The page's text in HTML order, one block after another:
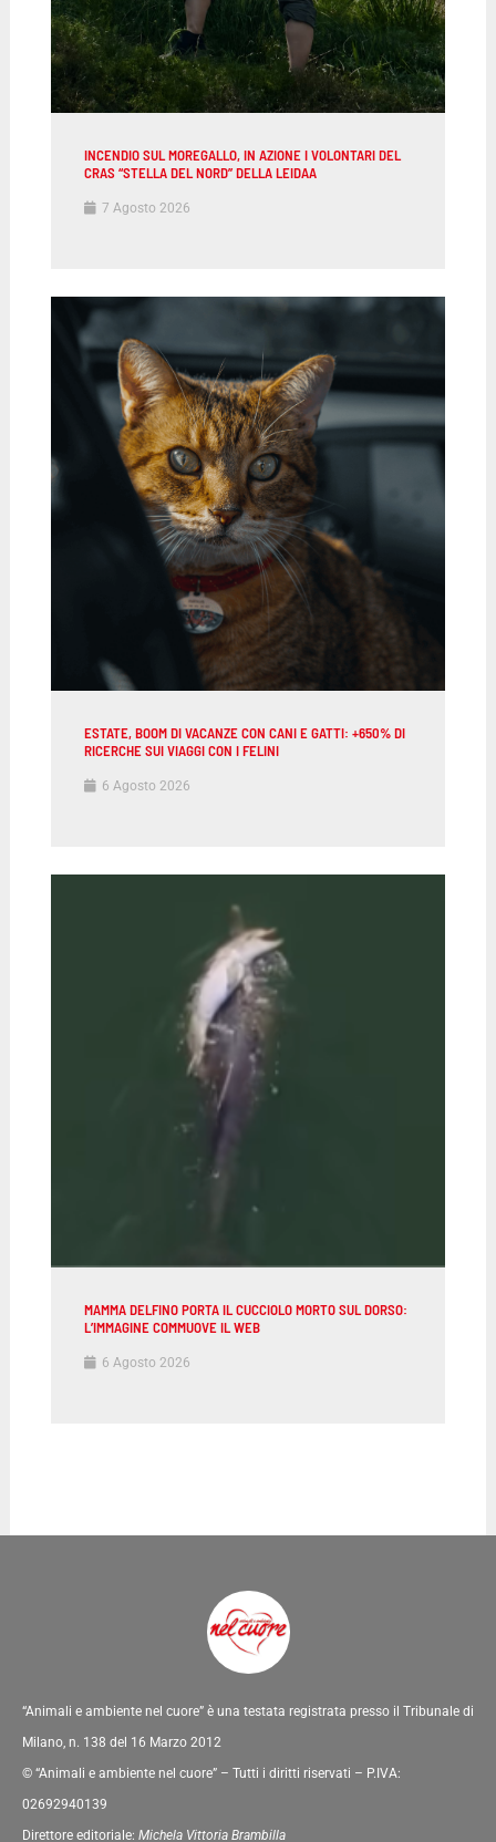
INCENDIO SUL MOREGALLO, IN AZIONE I VOLONTARI DEL
CRAS “STELLA DEL NORD” DELLA LEIDAA
7 Agosto 2026
ESTATE, BOOM DI VACANZE CON CANI E GATTI: +650% DI
RICERCHE SUI VIAGGI CON I FELINI
6 Agosto 2026
MAMMA DELFINO PORTA IL CUCCIOLO MORTO SUL DORSO:
L’IMMAGINE COMMUOVE IL WEB
6 Agosto 2026
“Animali e ambiente nel cuore” è una testata registrata presso il Tribunale di
Milano, n. 138 del 16 Marzo 2012
© “Animali e ambiente nel cuore” – Tutti i diritti riservati – P.IVA:
02692940139
Direttore editoriale: Michela Vittoria Brambilla